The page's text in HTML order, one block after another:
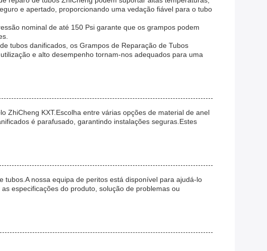
e apertado, proporcionando uma vedação fiável para o tubo
nominal de até 150 Psi garante que os grampos podem
tubos danificados, os Grampos de Reparação de Tubos
e alto desempenho tornam-nos adequados para uma
ZhiCheng KXT.Escolha entre várias opções de material de anel
é parafusado, garantindo instalações seguras.Estes
nossa equipa de peritos está disponível para ajudá-lo
especificações do produto, solução de problemas ou